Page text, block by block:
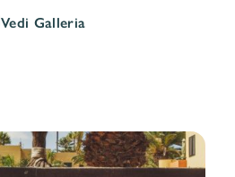
Vedi Galleria